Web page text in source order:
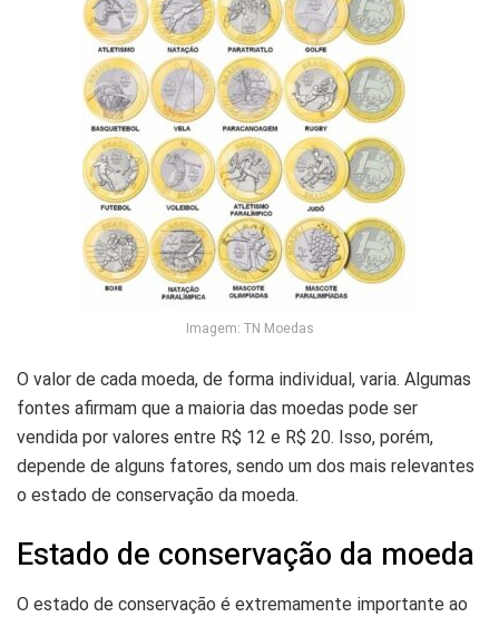
Imagem: TN Moedas
O valor de cada moeda, de forma individual, varia. Algumas
fontes afirmam que a maioria das moedas pode ser
vendida por valores entre R$ 12 e R$ 20. Isso, porém,
depende de alguns fatores, sendo um dos mais relevantes
o estado de conservação da moeda.
Estado de conservação da moeda
O estado de conservação é extremamente importante ao